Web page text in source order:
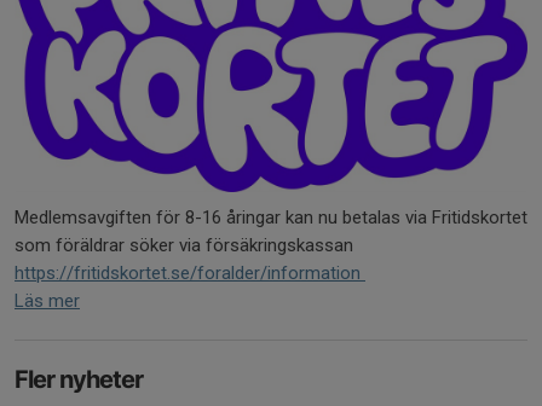
Medlemsavgiften för 8-16 åringar kan nu betalas via Fritidskortet
som föräldrar söker via försäkringskassan
https://fritidskortet.se/foralder/information
Läs mer
Fler nyheter